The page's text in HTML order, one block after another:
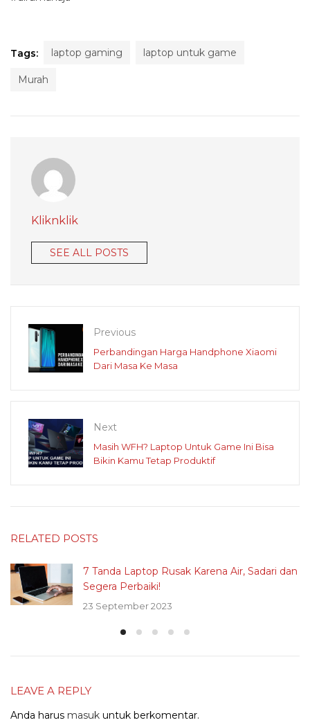
Tags: laptop gaming laptop untuk game
Murah
Kliknklik
SEE ALL POSTS
Previous
Perbandingan Harga Handphone Xiaomi
Dari Masa Ke Masa
Next
Masih WFH? Laptop Untuk Game Ini Bisa
Bikin Kamu Tetap Produktif
RELATED POSTS
7 Tanda Laptop Rusak Karena Air, Sadari dan
Segera Perbaiki!
23 September 2023
LEAVE A REPLY
Anda harus masuk untuk berkomentar.